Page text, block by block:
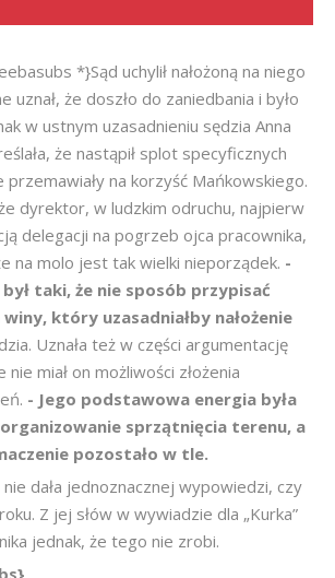
*}Sąd uchylił nałożoną na niego
uznał, że doszło do zaniedbania i było
w ustnym uzasadnieniu sędzia Anna
że nastąpił splot specyficznych
przemawiały na korzyść Mańkowskiego.
dyrektor, w ludzkim odruchu, najpierw
delegacji na pogrzeb ojca pracownika,
na molo jest tak wielki nieporządek. -
taki, że nie sposób przypisać
który uzasadniałby nałożenie
Uznała też w części argumentację
miał on możliwości złożenia
- Jego podstawowa energia była
sprzątnięcia terenu, a
pozostało w tle.
dała jednoznacznej wypowiedzi, czy
Z jej słów w wywiadzie dla „Kurka”
jednak, że tego nie zrobi.